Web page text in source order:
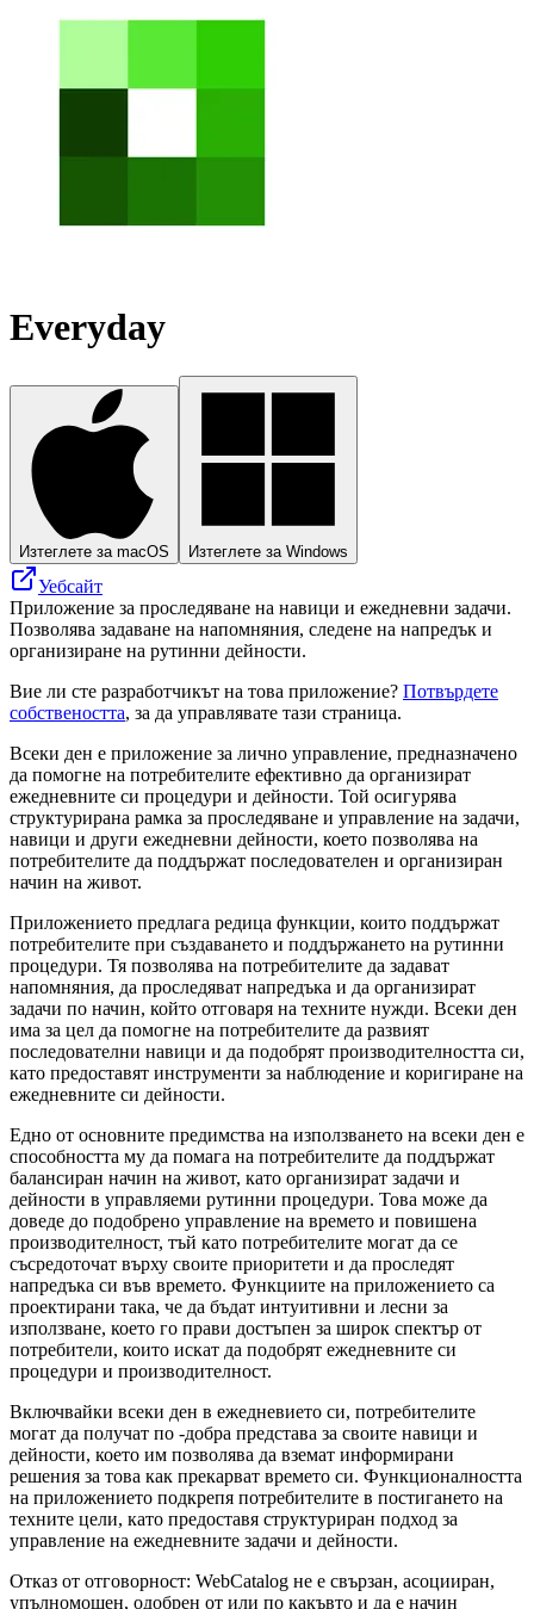
Everyday
Изтеглете за macOS Изтеглете за Windows
Уебсайт
Приложение за проследяване на навици и ежедневни задачи.
Позволява задаване на напомняния, следене на напредък и
организиране на рутинни дейности.
Вие ли сте разработчикът на това приложение? Потвърдете
собствеността, за да управлявате тази страница.
Всеки ден е приложение за лично управление, предназначено
да помогне на потребителите ефективно да организират
ежедневните си процедури и дейности. Той осигурява
структурирана рамка за проследяване и управление на задачи,
навици и други ежедневни дейности, което позволява на
потребителите да поддържат последователен и организиран
начин на живот.
Приложението предлага редица функции, които поддържат
потребителите при създаването и поддържането на рутинни
процедури. Тя позволява на потребителите да задават
напомняния, да проследяват напредъка и да организират
задачи по начин, който отговаря на техните нужди. Всеки ден
има за цел да помогне на потребителите да развият
последователни навици и да подобрят производителността си,
като предоставят инструменти за наблюдение и коригиране на
ежедневните си дейности.
Едно от основните предимства на използването на всеки ден е
способността му да помага на потребителите да поддържат
балансиран начин на живот, като организират задачи и
дейности в управляеми рутинни процедури. Това може да
доведе до подобрено управление на времето и повишена
производителност, тъй като потребителите могат да се
съсредоточат върху своите приоритети и да проследят
напредъка си във времето. Функциите на приложението са
проектирани така, че да бъдат интуитивни и лесни за
използване, което го прави достъпен за широк спектър от
потребители, които искат да подобрят ежедневните си
процедури и производителност.
Включвайки всеки ден в ежедневието си, потребителите
могат да получат по -добра представа за своите навици и
дейности, което им позволява да вземат информирани
решения за това как прекарват времето си. Функционалността
на приложението подкрепя потребителите в постигането на
техните цели, като предоставя структуриран подход за
управление на ежедневните задачи и дейности.
Отказ от отговорност: WebCatalog не е свързан, асоцииран,
упълномощен, одобрен от или по какъвто и да е начин